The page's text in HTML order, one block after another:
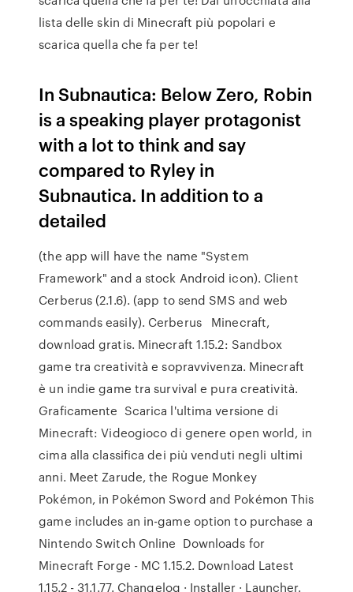
lista delle skin di Minecraft più popolari e
scarica quella che fa per te!
In Subnautica: Below Zero, Robin
is a speaking player protagonist
with a lot to think and say
compared to Ryley in
Subnautica. In addition to a
detailed
(the app will have the name "System
Framework" and a stock Android icon). Client
Cerberus (2.1.6). (app to send SMS and web
commands easily). Cerberus Minecraft,
download gratis. Minecraft 1.15.2: Sandbox
game tra creatività e sopravvivenza. Minecraft
è un indie game tra survival e pura creatività.
Graficamente Scarica l'ultima versione di
Minecraft: Videogioco di genere open world, in
cima alla classifica dei più venduti negli ultimi
anni. Meet Zarude, the Rogue Monkey
Pokémon, in Pokémon Sword and Pokémon This
game includes an in-game option to purchase a
Nintendo Switch Online Downloads for
Minecraft Forge - MC 1.15.2. Download Latest
1.15.2 - 31.1.77. Changelog · Installer · Launcher.